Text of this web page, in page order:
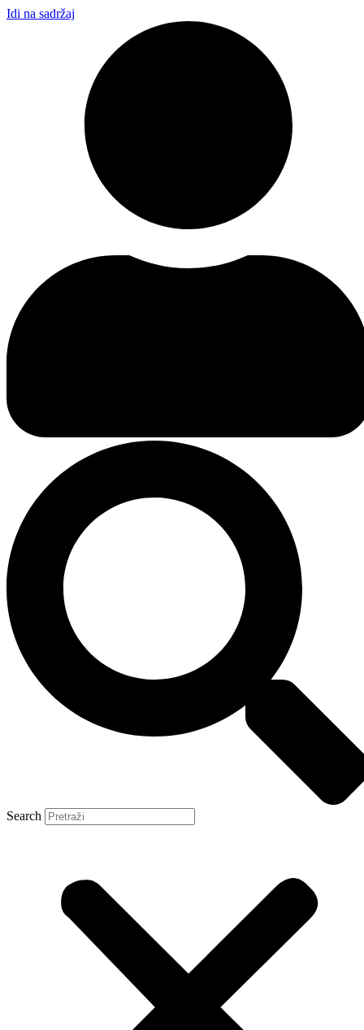
Idi na sadržaj
Search